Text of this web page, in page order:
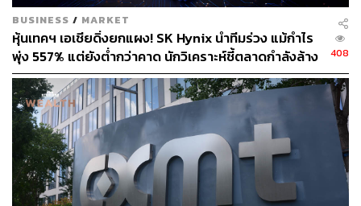
BUSINESS / MARKET
หุ้นเทคฯ เอเชียดิ่งยกแผง! SK Hynix นำทีมร่วง แม้กำไร
พุ่ง 557% แต่ยังต่ำกว่าคาด นักวิเคราะห์ชี้ตลาดกำลังล้าง
‘ฟองสบู่’ AI
408